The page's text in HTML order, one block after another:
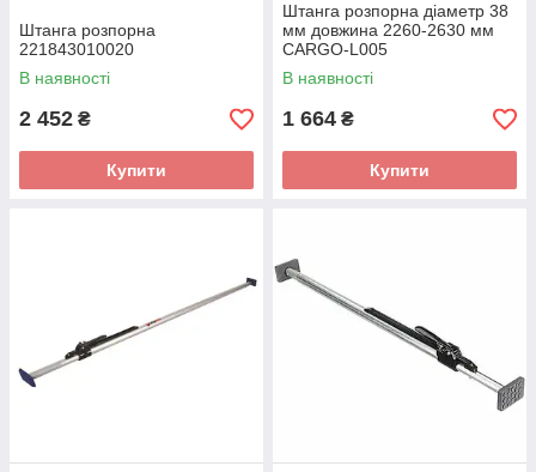
Штанга розпорна
221843010020
В наявності
2 452 ₴
Купити
Штанга розпорна діаметр 38
мм довжина 2260-2630 мм
CARGO-L005
(CARGOPARTS)
В наявності
1 664 ₴
Купити